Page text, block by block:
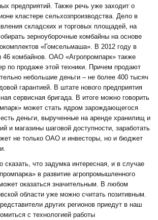
предприятий. Также речь уже заходит о
кластере сельхозпроизводства. Дело в
складских и торговых площадей, на
зерноуборочные комбайны на основе
«Гомсельмаша». В 2012 году в
46 комбайнов. ОАО «Агропромпарк» также
по продаже этой техники. Причем продают
небольшие деньги – не более 400 тысяч
гарантией. В штате нового предприятия
сервисная бригада. В итоге можно говорить
может стать ядром зарождающегося
деньги, вырученные на аренде хранилищ и
и магазины шаговой доступности, заработать
не только ОАО и инвесторы, но и бюджет
сказать, что задумка интересная, и в случае
в развитие агропромышленного
оказаться значительным. В любом
области уже можно считать позитивным.
других регионов приедут в наш
с технологией работы